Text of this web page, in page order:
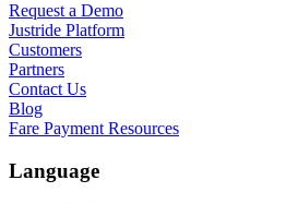
Request a Demo
Justride Platform
Customers
Partners
Contact Us
Blog
Fare Payment Resources
Language